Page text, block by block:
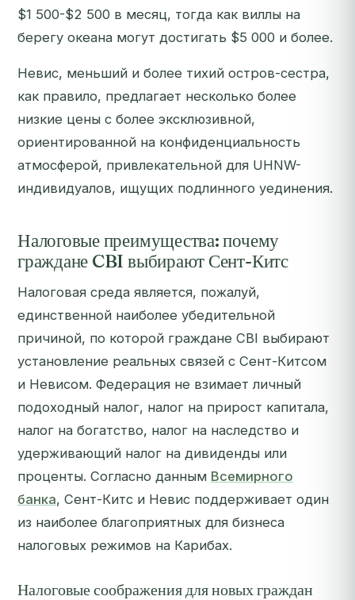
$1 500-$2 500 в месяц, тогда как виллы на
берегу океана могут достигать $5 000 и более.
Невис, меньший и более тихий остров-сестра,
как правило, предлагает несколько более
низкие цены с более эксклюзивной,
ориентированной на конфиденциальность
атмосферой, привлекательной для UHNW-
индивидуалов, ищущих подлинного уединения.
Налоговые преимущества: почему
граждане CBI выбирают Сент-Китс
Налоговая среда является, пожалуй,
единственной наиболее убедительной
причиной, по которой граждане CBI выбирают
установление реальных связей с Сент-Китсом
и Невисом. Федерация не взимает личный
подоходный налог, налог на прирост капитала,
налог на богатство, налог на наследство и
удерживающий налог на дивиденды или
проценты. Согласно данным Всемирного
банка, Сент-Китс и Невис поддерживает один
из наиболее благоприятных для бизнеса
налоговых режимов на Карибах.
Налоговые соображения для новых граждан